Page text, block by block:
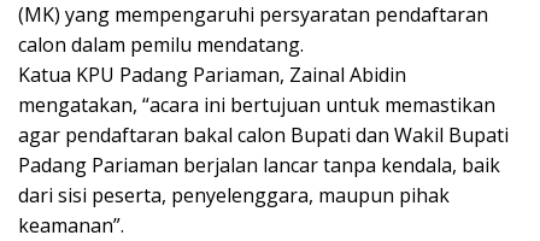
(MK) yang mempengaruhi persyaratan pendaftaran
calon dalam pemilu mendatang.
Katua KPU Padang Pariaman, Zainal Abidin
mengatakan, “acara ini bertujuan untuk memastikan
agar pendaftaran bakal calon Bupati dan Wakil Bupati
Padang Pariaman berjalan lancar tanpa kendala, baik
dari sisi peserta, penyelenggara, maupun pihak
keamanan”.